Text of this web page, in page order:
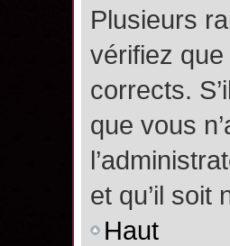
Plusieurs
vérifiez
corrects.
que vous
et qu’il soit
Haut